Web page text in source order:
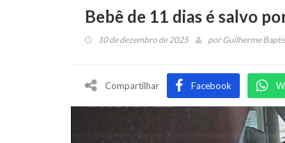
Bebê de 11 dias é salvo
10 de dezembro de 2025 porGuilherme
Compartilhar Facebook